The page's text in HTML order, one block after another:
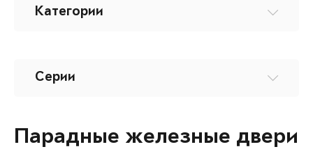
Категории
Серии
Парадные железные двери